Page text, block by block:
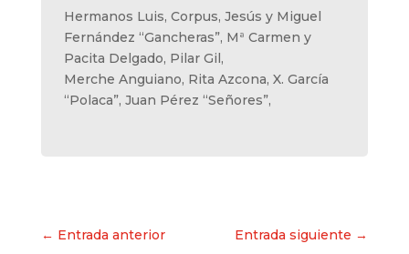
Hermanos Luis, Corpus, Jesús y Miguel
Fernández “Gancheras”, Mª Carmen y
Pacita Delgado, Pilar Gil,
Merche Anguiano, Rita Azcona, X. García
“Polaca”, Juan Pérez “Señores”,
Navegación
← Entrada anterior Entrada siguiente →